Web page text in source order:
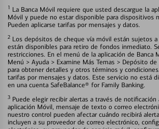
1 La Banca Móvil requiere que usted descargue la
Móvil y puede no estar disponible para dispositivos
Pueden aplicarse tarifas por mensajes y datos.
2 Los depósitos de cheque vía móvil están sujetos
están disponibles para retiro de fondos inmediato.
restricciones. En el menú de la aplicación de Banca
Menú > Ayuda > Examine Más Temas > Depósito
para obtener detalles y otros términos y
tarifas por mensajes y datos. Este servicio no está
en una cuenta SafeBalance® for Family Banking.
3 Puede elegir recibir alertas a través de
aplicación Móvil, mensaje de texto o correo
nuestro control pueden afectar cuándo recibirá
incluyen a su proveedor de correo electrónico,